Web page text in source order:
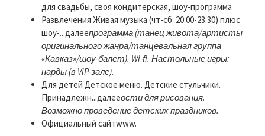
для свадьбы, своя кондитерская, шоу-программа
Развлечения Живая музыка (чт-сб: 20:00-23:30) плюс
шоу-...далеепрограмма (танец живота/артисты
оригинального жанра/танцевальная группа
«Кавказ»/шоу-балет). Wi-fi. Настольные игры:
нарды (в VIP-зале).
Для детей Детское меню. Детские стульчики.
Принадлежн...далееости для рисования.
Возможно проведение детских праздников.
Официальный сайтwww.